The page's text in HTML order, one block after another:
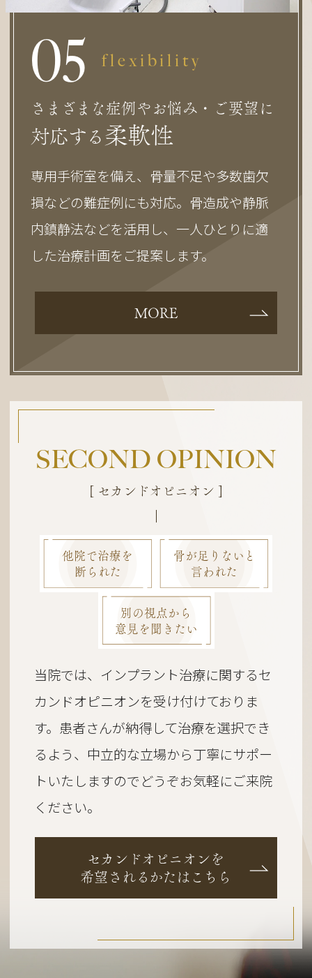
05 flexibility
さまざまな症例やお悩み・ご要望に
対応する 柔軟性
専用手術室を備え、骨量不足や多数歯欠
損などの難症例にも対応。骨造成や静脈
内鎮静法などを活用し、一人ひとりに適
した治療計画をご提案します。
MORE
SECOND OPINION
[ セカンドオピニオン ]
他院で治療を
断られた
骨が足りないと
言われた
別の視点から
意見を聞きたい
当院では、インプラント治療に関するセ
カンドオピニオンを受け付けておりま
す。 患者さんが納得して治療を選択でき
るよう、 中立的な立場から丁寧にサポー
トいたしますのでどうぞお気軽にご来院
ください。
セカンドオピニオンを
希望されるかたはこちら